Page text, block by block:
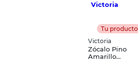
Tu producto
Victoria
Zócalo Pino
Amarillo